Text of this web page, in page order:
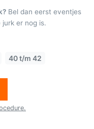
Bel dan eerst eventjes
er nog is.
40 t/m 42